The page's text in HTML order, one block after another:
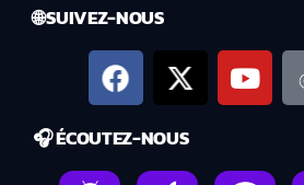
🌐 SUIVEZ-NOUS
🎧 ÉCOUTEZ-NOUS